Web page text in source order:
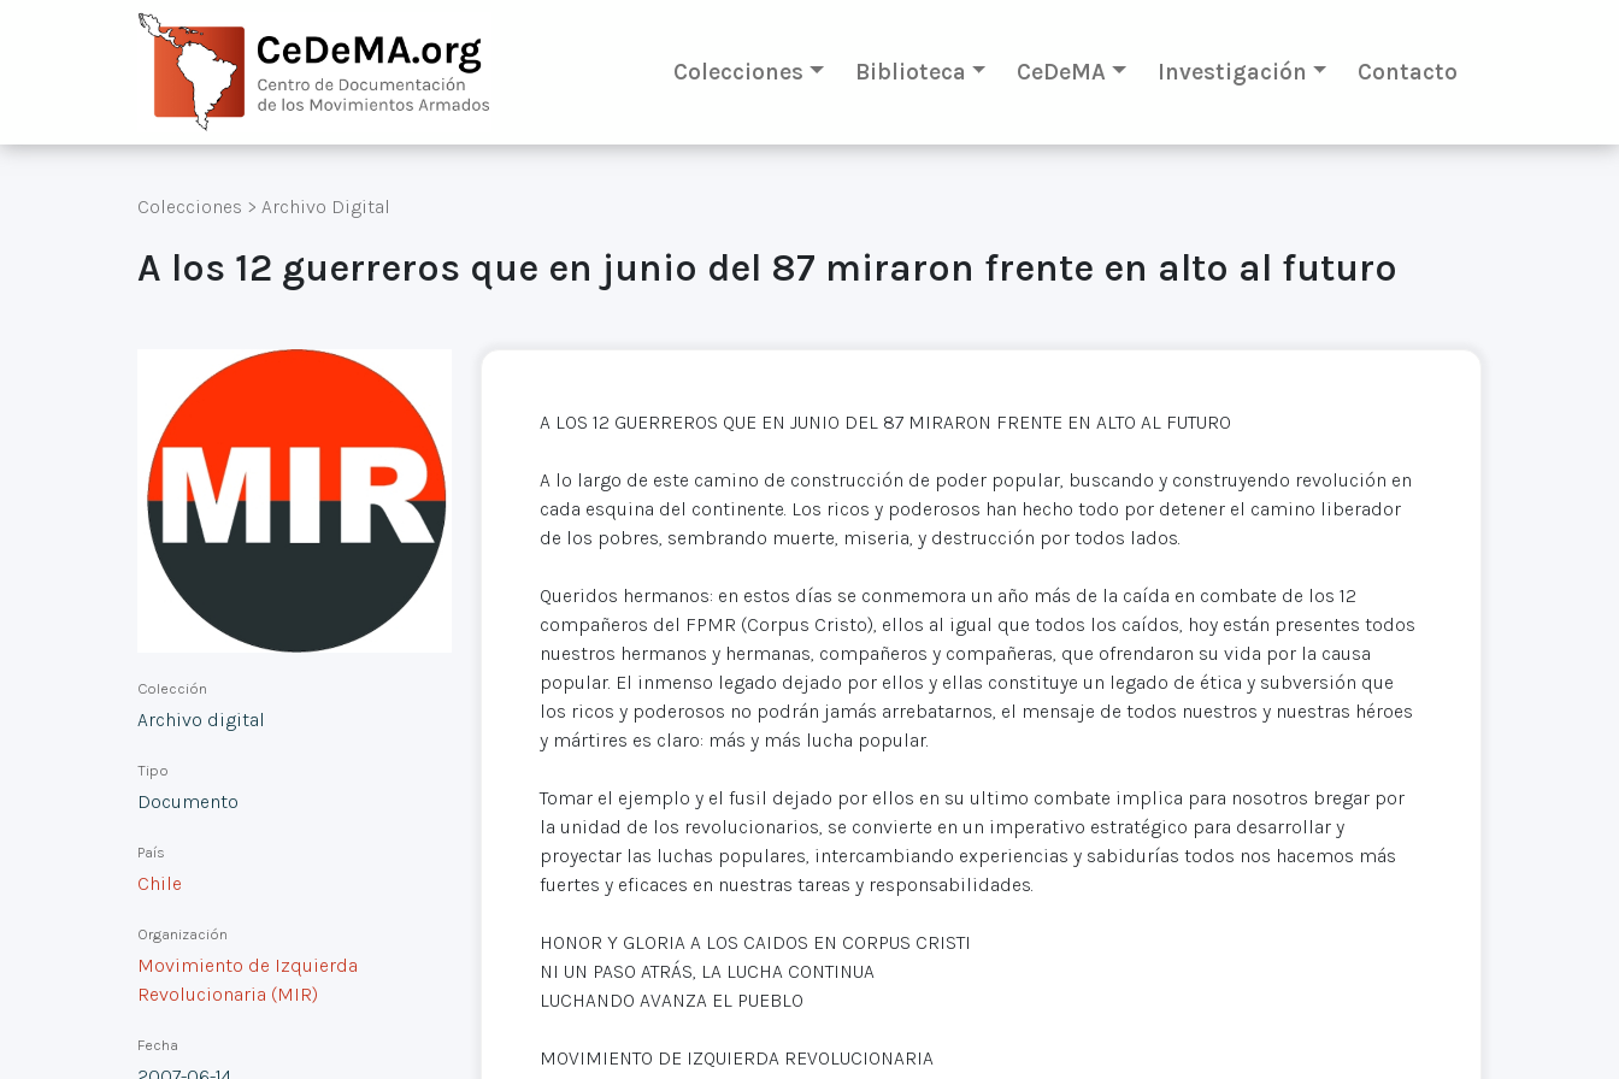
Colecciones Biblioteca CeDeMA Investigación Contacto
Colecciones > Archivo Digital
A los 12 guerreros que en junio del 87 miraron frente en alto al futuro
Colección
Archivo digital
Tipo
Documento
País
Chile
Organización
Movimiento de Izquierda
Revolucionaria (MIR)
Fecha
A LOS 12 GUERREROS QUE EN JUNIO DEL 87 MIRARON FRENTE EN ALTO AL FUTURO
A lo largo de este camino de construcción de poder popular, buscando y construyendo revolución en
cada esquina del continente. Los ricos y poderosos han hecho todo por detener el camino liberador
de los pobres, sembrando muerte, miseria, y destrucción por todos lados.
Queridos hermanos: en estos días se conmemora un año más de la caída en combate de los 12
compañeros del FPMR (Corpus Cristo), ellos al igual que todos los caídos, hoy están presentes todos
nuestros hermanos y hermanas, compañeros y compañeras, que ofrendaron su vida por la causa
popular. El inmenso legado dejado por ellos y ellas constituye un legado de ética y subversión que
los ricos y poderosos no podrán jamás arrebatarnos, el mensaje de todos nuestros y nuestras héroes
y mártires es claro: más y más lucha popular.
Tomar el ejemplo y el fusil dejado por ellos en su ultimo combate implica para nosotros bregar por
la unidad de los revolucionarios, se convierte en un imperativo estratégico para desarrollar y
proyectar las luchas populares, intercambiando experiencias y sabidurías todos nos hacemos más
fuertes y eficaces en nuestras tareas y responsabilidades.
HONOR Y GLORIA A LOS CAIDOS EN CORPUS CRISTI
NI UN PASO ATRÁS, LA LUCHA CONTINUA
LUCHANDO AVANZA EL PUEBLO
MOVIMIENTO DE IZQUIERDA REVOLUCIONARIA